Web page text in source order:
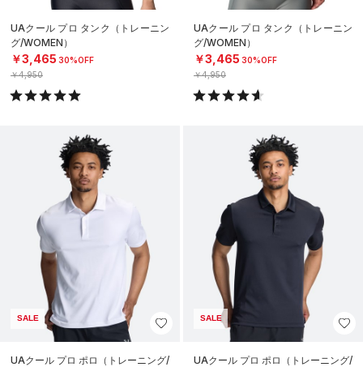
UAクール プロ タンク（トレーニン
グ/WOMEN）
￥3,465 30%OFF
￥4,950
UAクール プロ タンク（トレーニン
グ/WOMEN）
￥3,465 30%OFF
￥4,950
SALE
UAクール プロ ポロ（トレーニング/
SALE
UAクール プロ ポロ（トレーニング/